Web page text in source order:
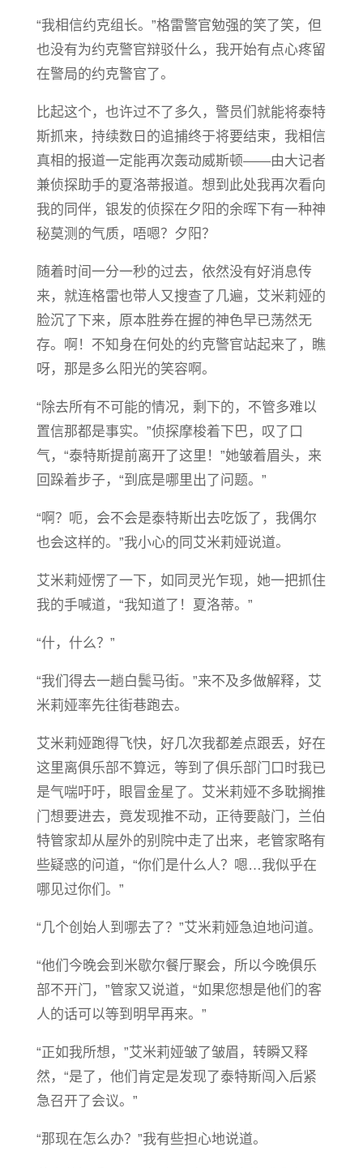
“我相信约克组长。”格雷警官勉强的笑了笑，但
也没有为约克警官辩驳什么，我开始有点心疼留
在警局的约克警官了。
比起这个，也许过不了多久，警员们就能将泰特
斯抓来，持续数日的追捕终于将要结束，我相信
真相的报道一定能再次轰动威斯顿——由大记者
兼侦探助手的夏洛蒂报道。想到此处我再次看向
我的同伴，银发的侦探在夕阳的余晖下有一种神
秘莫测的气质，唔嗯？夕阳？
随着时间一分一秒的过去，依然没有好消息传
来，就连格雷也带人又搜查了几遍，艾米莉娅的
脸沉了下来，原本胜券在握的神色早已荡然无
存。啊！不知身在何处的约克警官站起来了，瞧
呀，那是多么阳光的笑容啊。
“除去所有不可能的情况，剩下的，不管多难以
置信那都是事实。”侦探摩梭着下巴，叹了口
气，“泰特斯提前离开了这里！”她皱着眉头，来
回跺着步子，“到底是哪里出了问题。”
“啊？呃，会不会是泰特斯出去吃饭了，我偶尔
也会这样的。”我小心的同艾米莉娅说道。
艾米莉娅愣了一下，如同灵光乍现，她一把抓住
我的手喊道，“我知道了！夏洛蒂。”
“什，什么？”
“我们得去一趟白鬓马街。”来不及多做解释，艾
米莉娅率先往街巷跑去。
艾米莉娅跑得飞快，好几次我都差点跟丢，好在
这里离俱乐部不算远，等到了俱乐部门口时我已
是气喘吁吁，眼冒金星了。艾米莉娅不多耽搁推
门想要进去，竟发现推不动，正待要敲门，兰伯
特管家却从屋外的别院中走了出来，老管家略有
些疑惑的问道，“你们是什么人？嗯…我似乎在
哪见过你们。”
“几个创始人到哪去了？”艾米莉娅急迫地问道。
“他们今晚会到米歇尔餐厅聚会，所以今晚俱乐
部不开门，”管家又说道，“如果您想是他们的客
人的话可以等到明早再来。”
“正如我所想，”艾米莉娅皱了皱眉，转瞬又释
然，“是了，他们肯定是发现了泰特斯闯入后紧
急召开了会议。”
“那现在怎么办？”我有些担心地说道。